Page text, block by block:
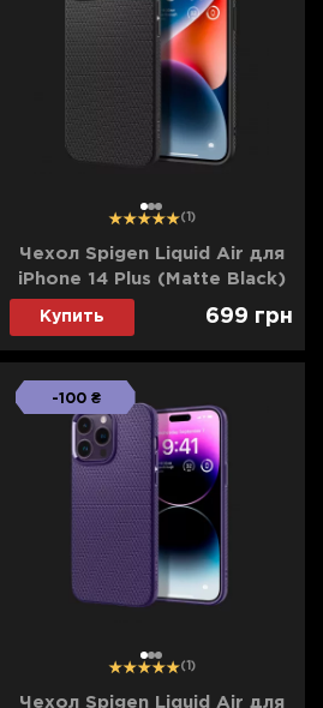
12 3 (1)
Чехол Spigen Liquid Air для
iPhone 14 Plus (Matte Black)
Купить 699 грн
12 3
-100 ₴
(1)
Чехол Spigen Liquid Air для